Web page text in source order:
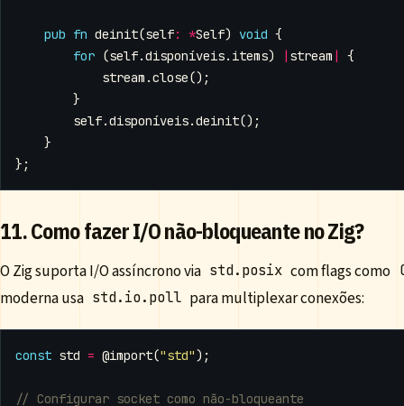
pub fn deinit(self: *Self) void {
for (self.disponíveis. items) | stream |
{
stream .close();
}
self.disponíveis.deinit();
}
};
11. Como fazer I/O não-bloqueante no Zig?
O Zig suporta I/O assíncrono via std.posix com flags como
moderna usa std.io.poll para multiplexar conexões:
const std = @import("std");